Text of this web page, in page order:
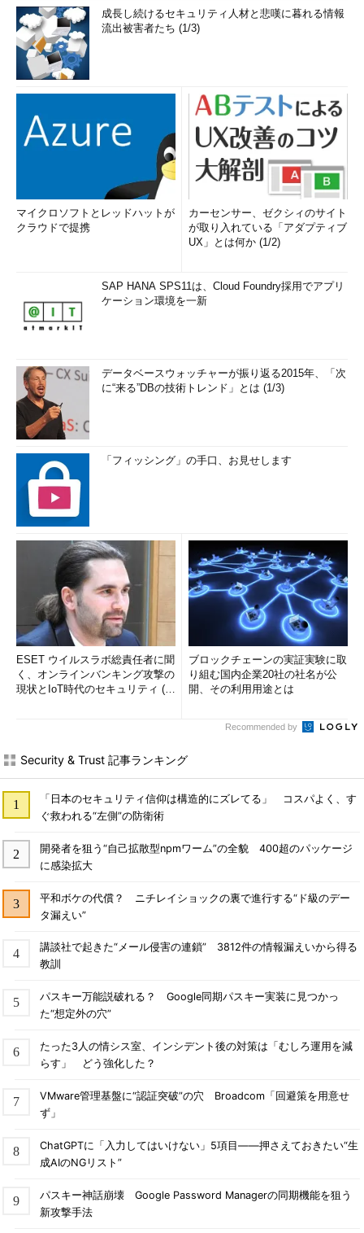
成長し続けるセキュリティ人材と悲嘆に暮れる情報
流出被害者たち (1/3)
マイクロソフトとレッドハットが
クラウドで提携
カーセンサー、ゼクシィのサイト
が取り入れている「アダプティブ
UX」とは何か (1/2)
SAP HANA SPS11は、Cloud Foundry採用でアプリ
ケーション環境を一新
データベースウォッチャーが振り返る2015年、「次
に“来る”DBの技術トレンド」とは (1/3)
「フィッシング」の手口、お見せします
ESET ウイルスラボ総責任者に聞
く、オンラインバンキング攻撃の
現状とIoT時代のセキュリティ (1/
ブロックチェーンの実証実験に取
り組む国内企業20社の社名が公
開、その利用用途とは
Recommended by
Security & Trust 記事ランキング
「日本のセキュリティ信仰は構造的にズレてる」 コスパよく、す
ぐ救われる“左側”の防衛術
開発者を狙う“自己拡散型npmワーム”の全貌 400超のパッケージ
に感染拡大
平和ボケの代償？ ニチレイショックの裏で進行する“ド級のデー
タ漏えい”
講談社で起きた“メール侵害の連鎖” 3812件の情報漏えいから得る
教訓
パスキー万能説破れる？ Google同期パスキー実装に見つかっ
た“想定外の穴”
たった3人の情シス室、インシデント後の対策は「むしろ運用を減
らす」 どう強化した？
VMware管理基盤に“認証突破”の穴 Broadcom「回避策を用意せ
ず」
ChatGPTに「入力してはいけない」5項目――押さえておきたい“生
成AIのNGリスト”
パスキー神話崩壊 Google Password Managerの同期機能を狙う
新攻撃手法